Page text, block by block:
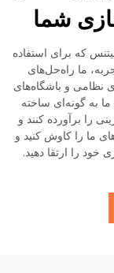
شما
که برای استفاده
است. با بیش از 22 سال تجربه، ما راه‌حل‌های
نظامی و باشگاه‌های
به گونه‌ای ساخته
را برآورده کنند و
ما را کاوش کنید و
خود را ارتقا دهید.